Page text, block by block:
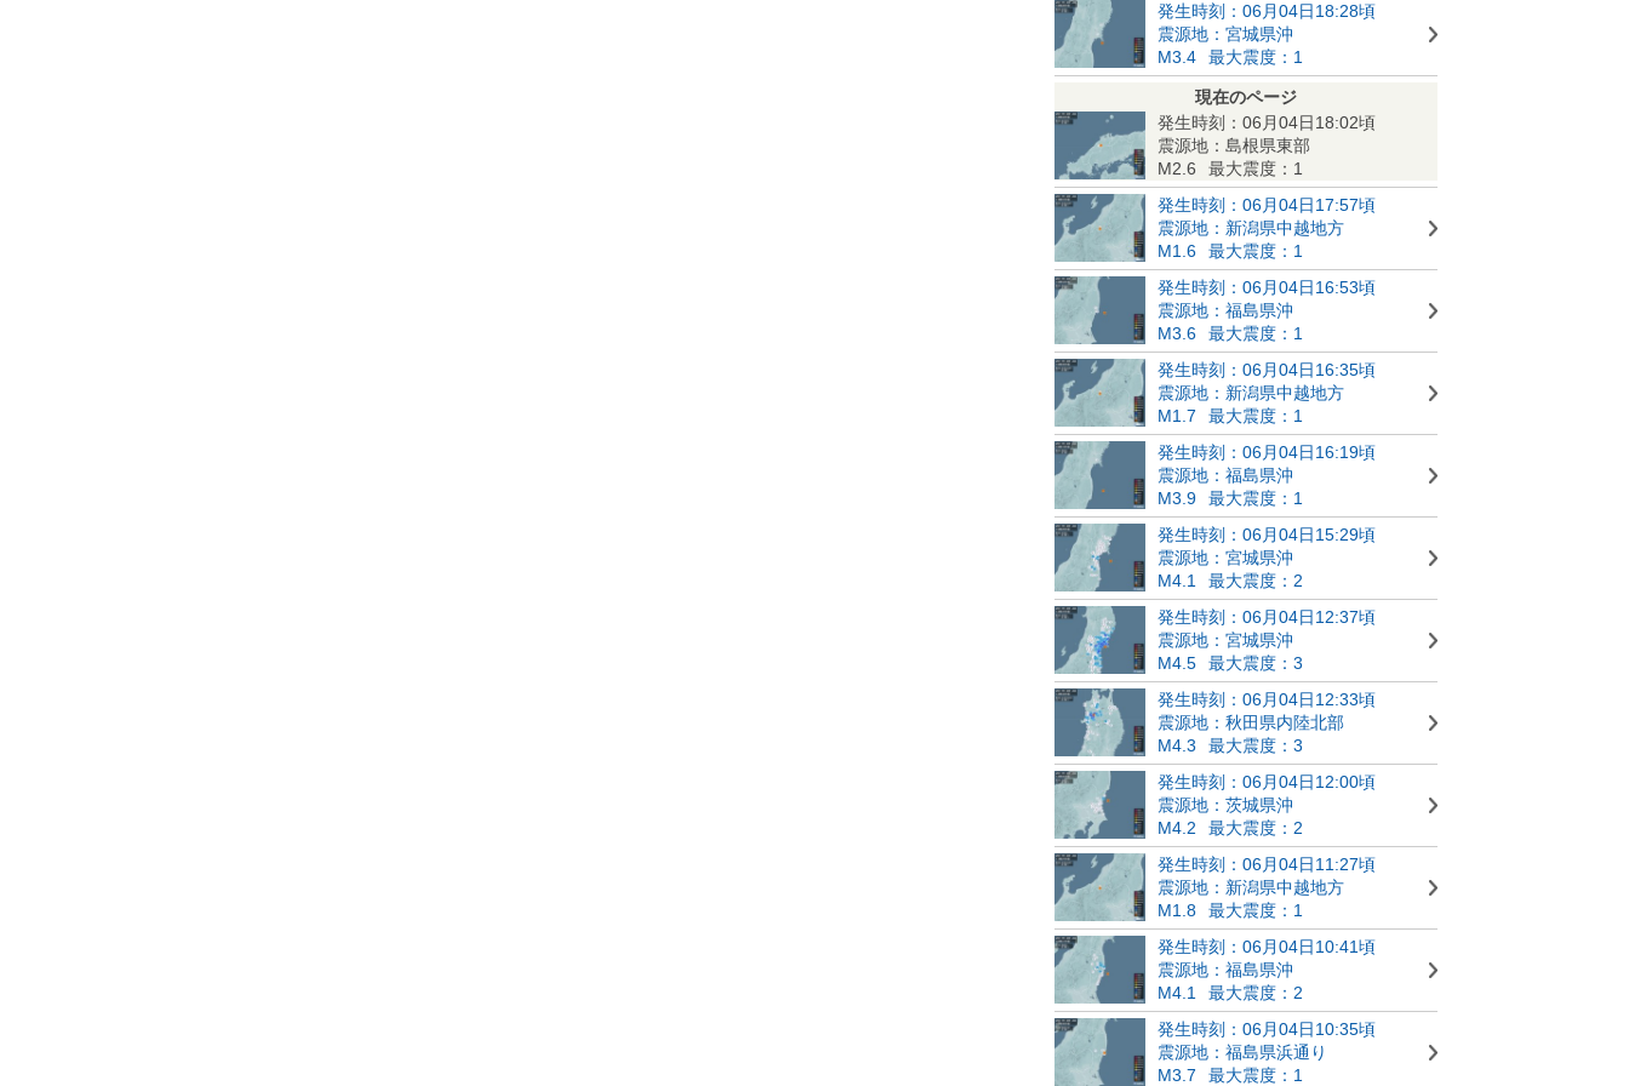
発生時刻：06月04日18:28頃
震源地：宮城県沖
M3.4
最大震度：1
現在のページ
発生時刻：06月04日18:02頃
震源地：島根県東部
M2.6
最大震度：1
発生時刻：06月04日17:57頃
震源地：新潟県中越地方
M1.6
最大震度：1
発生時刻：06月04日16:53頃
震源地：福島県沖
M3.6
最大震度：1
発生時刻：06月04日16:35頃
震源地：新潟県中越地方
M1.7
最大震度：1
発生時刻：06月04日16:19頃
震源地：福島県沖
M3.9
最大震度：1
発生時刻：06月04日15:29頃
震源地：宮城県沖
M4.1
最大震度：2
発生時刻：06月04日12:37頃
震源地：宮城県沖
M4.5
最大震度：3
発生時刻：06月04日12:33頃
震源地：秋田県内陸北部
M4.3
最大震度：3
発生時刻：06月04日12:00頃
震源地：茨城県沖
M4.2
最大震度：2
発生時刻：06月04日11:27頃
震源地：新潟県中越地方
M1.8
最大震度：1
発生時刻：06月04日10:41頃
震源地：福島県沖
M4.1
最大震度：2
発生時刻：06月04日10:35頃
震源地：福島県浜通り
M3.7
最大震度：1